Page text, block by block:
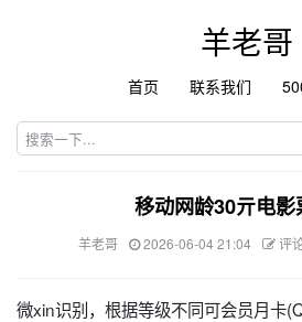
羊老哥
首页 联系我们
移动网龄30亓电影
羊老哥 2026-06-04 21:04 评
微xin识别，根据等级不同可会员月卡